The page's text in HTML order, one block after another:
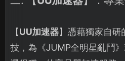
【UU加速器】憑藉獨家自
技，為《JUMP全明星亂鬥